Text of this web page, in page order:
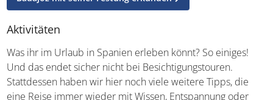
Aktivitäten
Was ihr im Urlaub in Spanien erleben könnt? So einiges!
Und das endet sicher nicht bei Besichtigungstouren.
Stattdessen haben wir hier noch viele weitere Tipps, die
eine Reise immer wieder mit Wissen, Entspannung oder